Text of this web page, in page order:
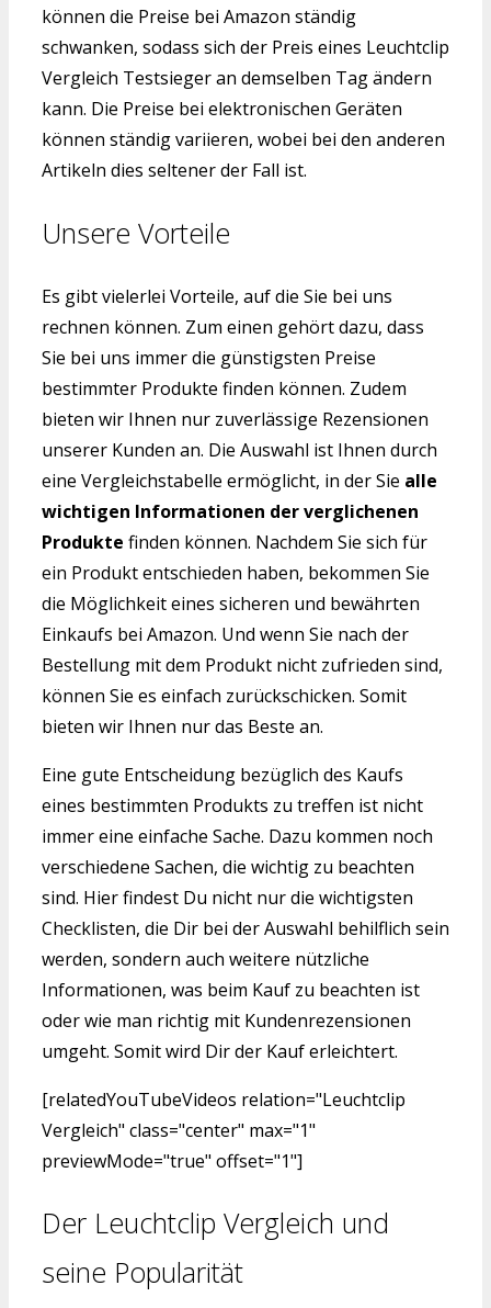
können die Preise bei Amazon ständig
schwanken, sodass sich der Preis eines Leuchtclip
Vergleich Testsieger an demselben Tag ändern
kann. Die Preise bei elektronischen Geräten
können ständig variieren, wobei bei den anderen
Artikeln dies seltener der Fall ist.
Unsere Vorteile
Es gibt vielerlei Vorteile, auf die Sie bei uns
rechnen können. Zum einen gehört dazu, dass
Sie bei uns immer die günstigsten Preise
bestimmter Produkte finden können. Zudem
bieten wir Ihnen nur zuverlässige Rezensionen
unserer Kunden an. Die Auswahl ist Ihnen durch
eine Vergleichstabelle ermöglicht, in der Sie alle
wichtigen Informationen der verglichenen
Produkte finden können. Nachdem Sie sich für
ein Produkt entschieden haben, bekommen Sie
die Möglichkeit eines sicheren und bewährten
Einkaufs bei Amazon. Und wenn Sie nach der
Bestellung mit dem Produkt nicht zufrieden sind,
können Sie es einfach zurückschicken. Somit
bieten wir Ihnen nur das Beste an.
Eine gute Entscheidung bezüglich des Kaufs
eines bestimmten Produkts zu treffen ist nicht
immer eine einfache Sache. Dazu kommen noch
verschiedene Sachen, die wichtig zu beachten
sind. Hier findest Du nicht nur die wichtigsten
Checklisten, die Dir bei der Auswahl behilflich sein
werden, sondern auch weitere nützliche
Informationen, was beim Kauf zu beachten ist
oder wie man richtig mit Kundenrezensionen
umgeht. Somit wird Dir der Kauf erleichtert.
[relatedYouTubeVideos relation="Leuchtclip
Vergleich" class="center" max="1"
previewMode="true" offset="1"]
Der Leuchtclip Vergleich und
seine Popularität